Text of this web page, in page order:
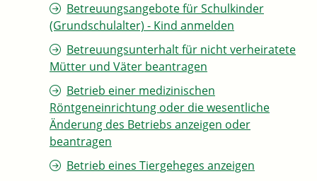
Betreuungsangebote für Schulkinder
(Grundschulalter) - Kind anmelden
Betreuungsunterhalt für nicht verheiratete
Mütter und Väter beantragen
Betrieb einer medizinischen
Röntgeneinrichtung oder die wesentliche
Änderung des Betriebs anzeigen oder
beantragen
Betrieb eines Tiergeheges anzeigen